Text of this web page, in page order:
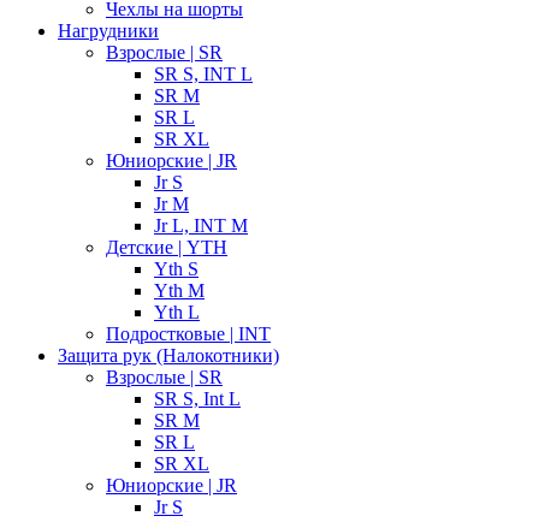
Чехлы на шорты
Нагрудники
Взрослые | SR
SR S, INT L
SR M
SR L
SR XL
Юниорские | JR
Jr S
Jr M
Jr L, INT M
Детские | YTH
Yth S
Yth M
Yth L
Подростковые | INT
Защита рук (Налокотники)
Взрослые | SR
SR S, Int L
SR M
SR L
SR XL
Юниорские | JR
Jr S